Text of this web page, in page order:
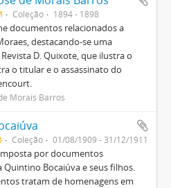
Coleção 1894 - 1898
documentos relacionados a
destacando-se uma
D. Quixote, que ilustra o
o titular e o assassinato do
Morais Barros
Coleção 01/08/1909 - 31/12/1911
por documentos
Quintino Bocaiúva e seus filhos.
tratam de homenagens em